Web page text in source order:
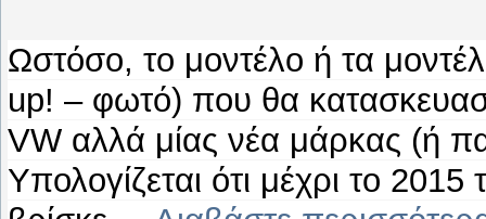
Ωστόσο, το μοντέλο ή τα
up! – φωτό) που θα
VW αλλά μίας νέα μάρκας (ή
Υπολογίζεται ότι μέχρι το